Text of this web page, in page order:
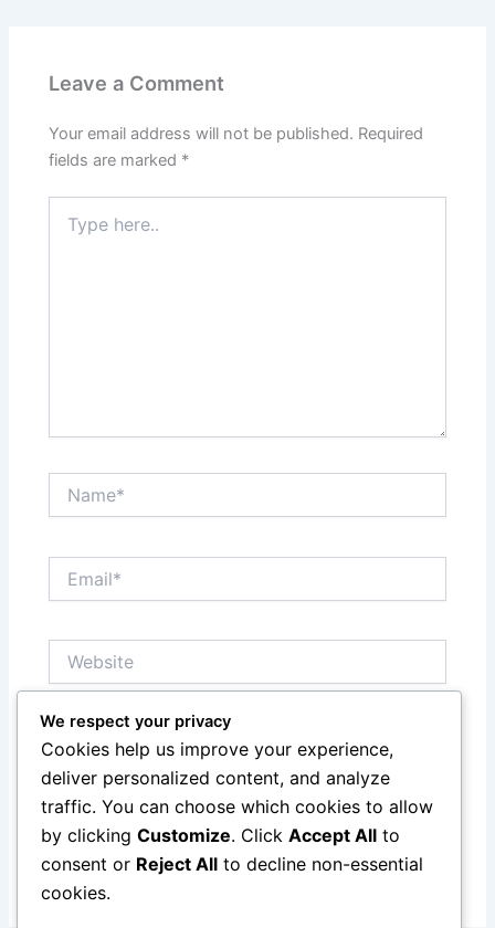
Leave a Comment
Your email address will not be published. Required
fields are marked *
here..
Save my name, email, and website in this browser
for the next time I comment.
We respect your privacy
Cookies help us improve your experience,
deliver personalized content, and analyze
traffic. You can choose which cookies to allow
by clicking Customize. Click Accept All to
consent or Reject All to decline non-essential
cookies.